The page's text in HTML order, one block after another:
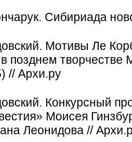
Сибириада
Мотивы Ле
позднем творчестве
// Архи.ру
Конкурсный
Моисея
Леонидова //